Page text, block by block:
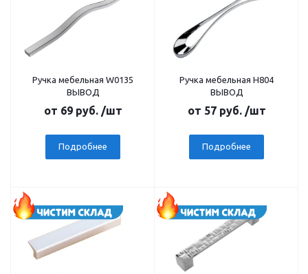
Ручка мебельная W0135
ВЫВОД
от 69 руб. /шт
Подробнее
Ручка мебельная Н804
ВЫВОД
от 57 руб. /шт
Подробнее